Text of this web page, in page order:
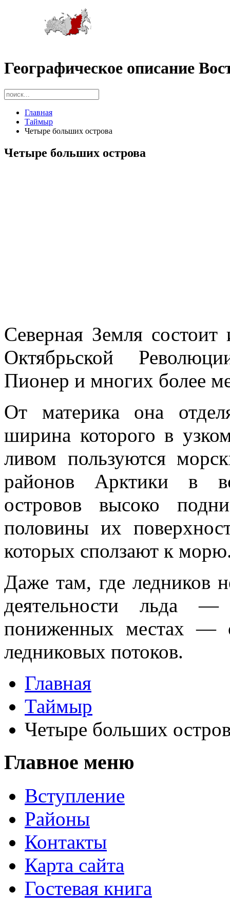
Географическое описание
Главная
Таймыр
Четыре больших острова
Четыре больших острова
Северная Земля
Октябрьской
Пионер и многих более
От материка она
ширина кото­рого в
ливом пользуются
районов Арктики в
островов высоко
полови­ны их
которых сползают к
Даже там, где ледников
деятельности льда
пониженных местах —
ледниковых потоков.
Главная
Таймыр
Четыре больших
Главное меню
Вступление
Районы
Контакты
Карта сайта
Гостевая книга